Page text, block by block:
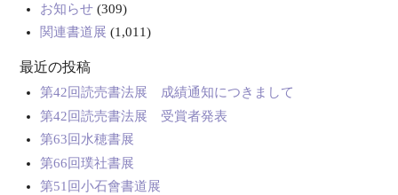
お知らせ(309)
関連書道展 (1,011)
最近の投稿
第42回読売書法展 成績通知につきまして
第42回読売書法展 受賞者発表
第63回水穂書展
第66回璞社書展
第51回小石會書道展